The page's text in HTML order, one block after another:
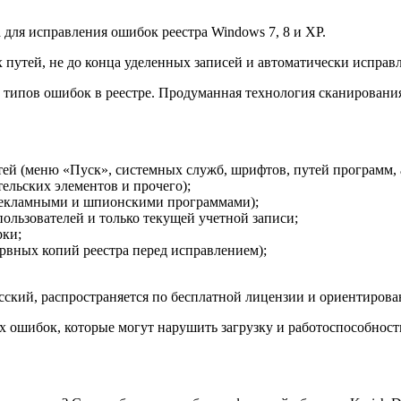
исправления ошибок реестра Windows 7, 8 и XP.
не до конца уделенных записей и автоматически
ошибок в реестре. Продуманная технология
(меню «Пуск», системных служб, шрифтов, путей
элементов и прочего);
и шпионскими программами);
и только текущей учетной записи;
копий реестра перед исправлением);
распространяется по бесплатной лицензии и
которые могут нарушить загрузку и